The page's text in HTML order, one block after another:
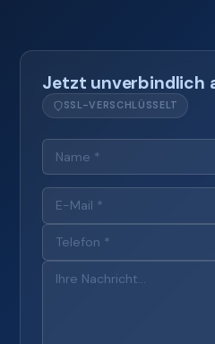
Jetzt unverbindlich
SSL-VERSCHLÜSSELT